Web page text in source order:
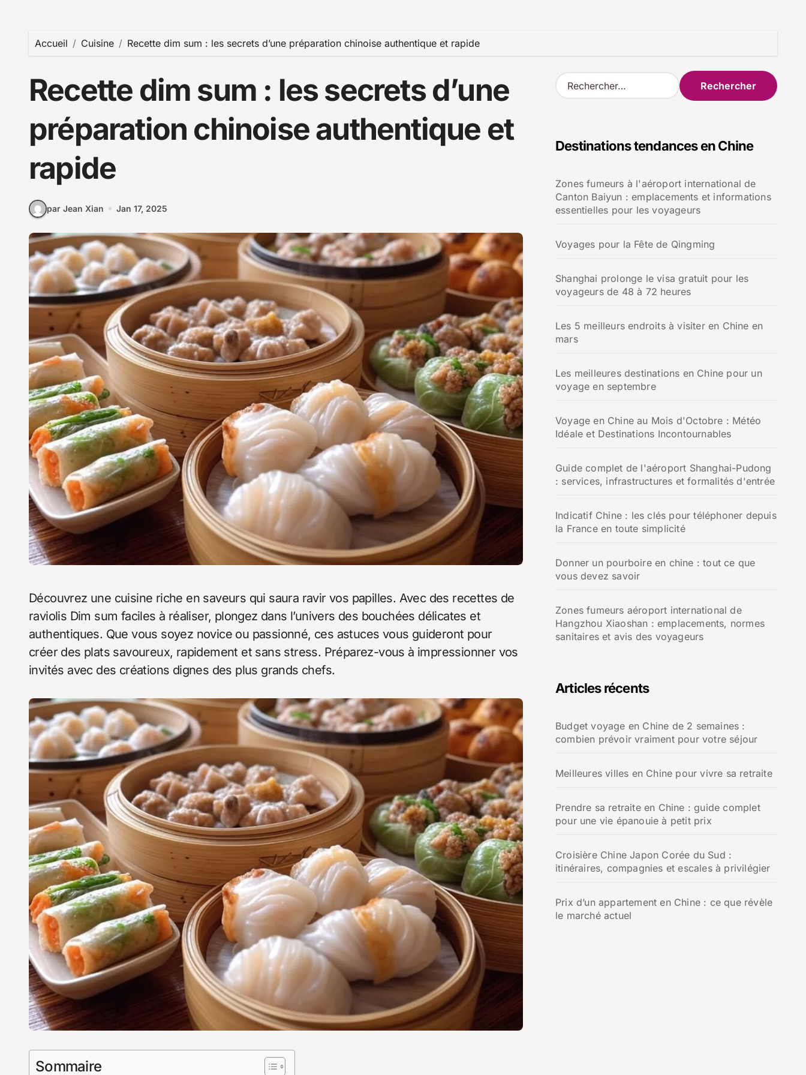
Accueil Cuisine Recette dim sum : les secrets d’une préparation chinoise authentique et rapide
Recette dim sum : les secrets d’une
préparation chinoise authentique et
rapide
par Jean Xian Jan 17, 2025
Découvrez une cuisine riche en saveurs qui saura ravir vos papilles. Avec des recettes de
raviolis Dim sum faciles à réaliser, plongez dans l’univers des bouchées délicates et
authentiques. Que vous soyez novice ou passionné, ces astuces vous guideront pour
créer des plats savoureux, rapidement et sans stress. Préparez-vous à impressionner vos
invités avec des créations dignes des plus grands chefs.
Sommaire
R
e
r
e
r
Destinations tendances en Chine
Zones fumeurs à l'aéroport international de
Canton Baiyun : emplacements et informations
essentielles pour les voyageurs
Voyages pour la Fête de Qingming
Shanghai prolonge le visa gratuit pour les
voyageurs de 48 à 72 heures
Les 5 meilleurs endroits à visiter en Chine en
mars
Les meilleures destinations en Chine pour un
voyage en septembre
Voyage en Chine au Mois d'Octobre : Météo
Idéale et Destinations Incontournables
Guide complet de l'aéroport Shanghai-Pudong
: services, infrastructures et formalités d'entrée
Indicatif Chine : les clés pour téléphoner depuis
la France en toute simplicité
Donner un pourboire en chine : tout ce que
vous devez savoir
Zones fumeurs aéroport international de
Hangzhou Xiaoshan : emplacements, normes
sanitaires et avis des voyageurs
Articles récents
Budget voyage en Chine de 2 semaines :
combien prévoir vraiment pour votre séjour
Meilleures villes en Chine pour vivre sa retraite
Prendre sa retraite en Chine : guide complet
pour une vie épanouie à petit prix
Croisière Chine Japon Corée du Sud :
itinéraires, compagnies et escales à privilégier
Prix d’un appartement en Chine : ce que révèle
le marché actuel